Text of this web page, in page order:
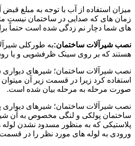
میزان استفاده از آب با توجه به مبلغ
زمان های که صدایی در ساختمان نیست
های شما دچار نم زدگی شده است حتماً
نصب شیرآلات ساختمان:به طورکلی
هستند که بر روی سینک ظرفشویی و یا
نصب شیرآلات ساختمان؛ شیرهای دیواری
استفاده کرد زیرا در قسمت زیر آن
صورت مرحله به مرحله بیان شده است.
نصب شیرآلات ساختمان؛ شیرهای دیواری
ساختمان پولکی و لنگی مخصوص به آن
پلاستیکی که به منظور مسدود نشدن لوله
ورودی به لوله های مورد نظر را در